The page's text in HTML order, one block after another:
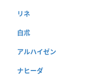
リネ
白朮
アルハイゼン
ナヒーダ